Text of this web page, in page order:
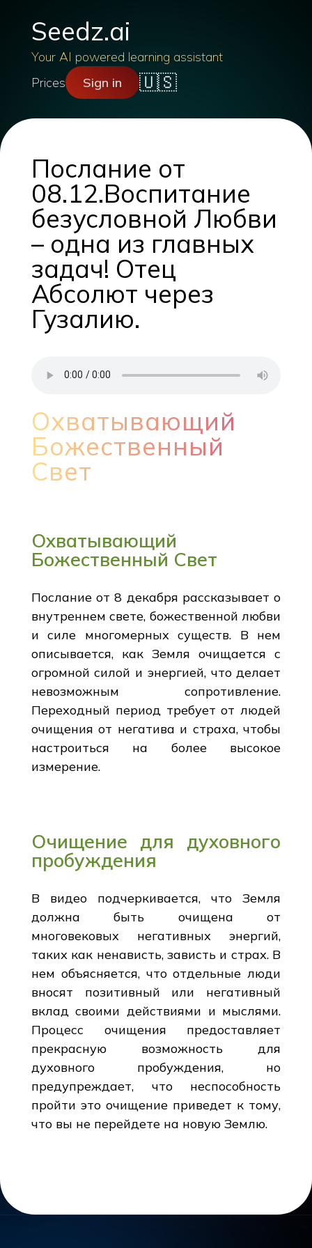
Seedz.ai
Your AI powered learning assistant
Prices
Sign in 🇺🇸
Послание от
08.12.Воспитание
безусловной Любви
– одна из главных
задач! Отец
Абсолют через
Гузалию.
Охватывающий
Божественный
Свет
Охватывающий
Божественный Свет
Послание от 8 декабря рассказывает о
внутреннем свете, божественной любви
и силе многомерных существ. В нем
описывается, как Земля очищается с
огромной силой и энергией, что делает
невозможным сопротивление.
Переходный период требует от людей
очищения от негатива и страха, чтобы
настроиться на более высокое
измерение.
Очищение для духовного
пробуждения
В видео подчеркивается, что Земля
должна быть очищена от
многовековых негативных энергий,
таких как ненависть, зависть и страх. В
нем объясняется, что отдельные люди
вносят позитивный или негативный
вклад своими действиями и мыслями.
Процесс очищения предоставляет
прекрасную возможность для
духовного пробуждения, но
предупреждает, что неспособность
пройти это очищение приведет к тому,
что вы не перейдете на новую Землю.